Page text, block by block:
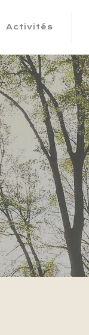
Activités